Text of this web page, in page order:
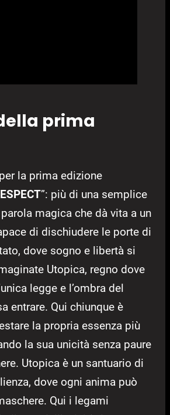
prima
la prima edizione
”: più di una semplice
magica che dà vita a un
di dischiudere le porte di
dove sogno e libertà si
Utopica, regno dove
legge e l’ombra del
entrare. Qui chiunque è
la propria essenza più
la sua unicità senza paure
Utopica è un santuario di
dove ogni anima può
Qui i legami